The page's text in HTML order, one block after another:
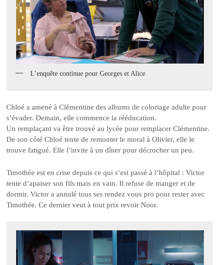
L’enquête continue pour Georges et Alice
Chloé a amené à Clémentine des albums de coloriage adulte pour
s’évader. Demain, elle commence la rééducation.
Un remplaçant va être trouvé au lycée pour remplacer Clémentine.
De son côté Chloé tente de remonter le moral à Olivier, elle le
trouve fatigué. Elle l’invite à un dîner pour décrocher un peu.
Timothée est en crise depuis ce qui s’est passé à l’hôpital : Victor
tente d’apaiser son fils mais en vain. Il refuse de manger et de
dormir. Victor a annulé tous ses rendez vous pro pour rester avec
Timothée. Ce dernier veut à tout prix revoir Noor.